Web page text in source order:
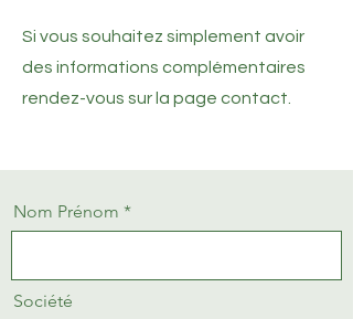
Si vous souhaitez simplement avoir
des informations complémentaires
rendez-vous sur la page contact.
Nom Prénom
Société